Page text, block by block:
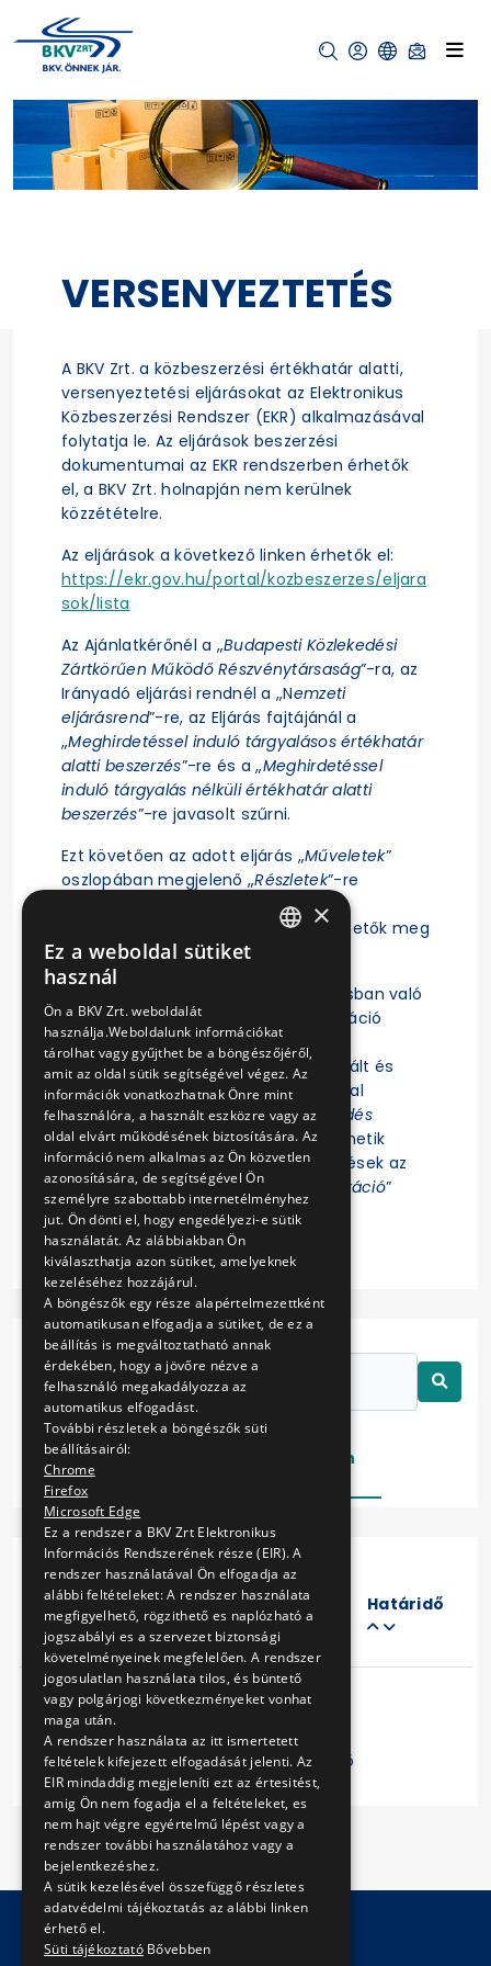
VERSENYEZTETÉS
A BKV Zrt. a közbeszerzési értékhatár alatti,
versenyeztetési eljárásokat az Elektronikus
Közbeszerzési Rendszer (EKR) alkalmazásával
folytatja le. Az eljárások beszerzési
dokumentumai az EKR rendszerben érhetők
el, a BKV Zrt. holnapján nem kerülnek
közzétételre.
Az eljárások a következő linken érhetők el:
https://ekr.gov.hu/portal/kozbeszerzes/eljara
sok/lista
Az Ajánlatkérőnél a „Budapesti Közlekedési
Zártkörűen Működő Részvénytársaság”-ra, az
Irányadó eljárási rendnél a „Nemzeti
eljárásrend”-re, az Eljárás fajtájánál a
„Meghirdetéssel induló tárgyalásos értékhatár
alatti beszerzés”-re és a „Meghirdetéssel
induló tárgyalás nélküli értékhatár alatti
beszerzés”-re javasolt szűrni.
Ezt követően az adott eljárás „Műveletek”
oszlopában megjelenő „Részletek”-re
kattintás után érhető el az eljárás
ajánlattételi felhívása, illetve tekinthetők meg
az eljárásra vonatkozó főbb adatok.
Felhívjuk a figyelmet, hogy az eljárásban való
részvételhez az EKR-be való regisztráció
szükséges! Az eljárás további
dokumentumait az EKR-ben regisztrált és
ajánlat összeállítására jogosultsággal
rendelkező Felhasználók az „Érdeklődés
jelzése” funkció indítása után tekinthetik
meg. Az eljárással kapcsolatos kérdések az
EKR-ben erre létrehozott „
Kommunikáció”
felületen tehetők fel.
Folyamatban
Cím
Eljárás
száma
Határidő
Előző 1 Következő
×
Ez a weboldal sütiket
használ
Ön a BKV Zrt. weboldalát
használja.Weboldalunk információkat
tárolhat vagy gyűjthet be a böngészőjéről,
amit az oldal sütik segítségével végez. Az
információk vonatkozhatnak Önre mint
felhasználóra, a használt eszközre vagy az
oldal elvárt működésének biztosítására. Az
információ nem alkalmas az Ön közvetlen
azonosítására, de segítségével Ön
személyre szabottabb internetélményhez
jut. Ön dönti el, hogy engedélyezi-e sütik
használatát. Az alábbiakban Ön
kiválaszthatja azon sütiket, amelyeknek
kezeléséhez hozzájárul.
A böngészők egy része alapértelmezettként
automatikusan elfogadja a sütiket, de ez a
beállítás is megváltoztatható annak
érdekében, hogy a jövőre nézve a
felhasználó megakadályozza az
automatikus elfogadást.
További részletek a böngészők süti
beállításairól:
Chrome
Firefox
Microsoft Edge
Ez a rendszer a BKV Zrt Elektronikus
Információs Rendszerének része (EIR). A
rendszer használatával Ön elfogadja az
alábbi feltételeket: A rendszer használata
megfigyelhető, rögzithető es naplózható a
jogszabályi es a szervezet biztonsági
követelményeinek megfelelően. A rendszer
jogosulatlan használata tilos, és büntető
vagy polgárjogi következményeket vonhat
maga után.
A rendszer használata az itt ismertetett
feltételek kifejezett elfogadását jelenti. Az
EIR mindaddig megjeleníti ezt az értesitést,
amig Ön nem fogadja el a feltételeket, es
nem hajt végre egyértelmű lépést vagy a
rendszer további használatához vagy a
bejelentkezéshez.
A sütik kezelésével összefüggő részletes
adatvédelmi tájékoztatás az alábbi linken
érhető el.
Süti tájékoztató Bővebben